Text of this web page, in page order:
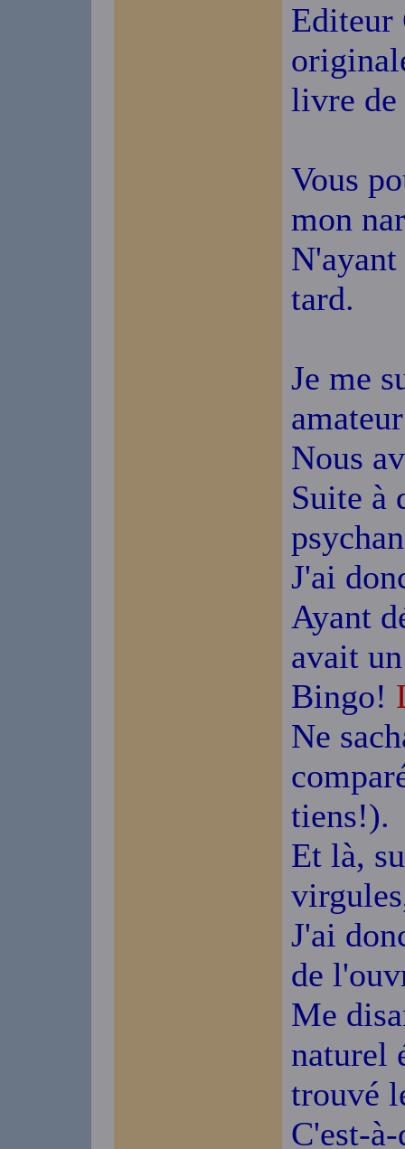
Editeur
livre de
Vous
mon
tard.
Je me
Nous
Suite à
J'ai
Ayant
avait
Bingo!
Ne
tiens!).
Et là,
J'ai
de
Me
naturel
trouvé
C'est-